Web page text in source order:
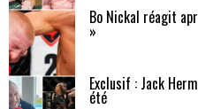
Bo Nickal réagit
»
Exclusif : Jack
été